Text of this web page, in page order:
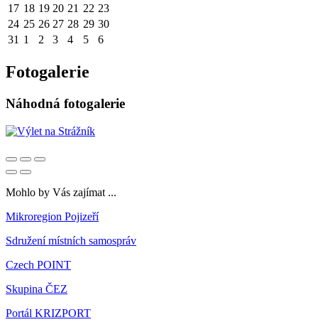
17 18 19 20 21 22 23
24 25 26 27 28 29 30
31 1 2 3 4 5 6
Fotogalerie
Náhodná fotogalerie
Mohlo by Vás zajímat ...
Mikroregion Pojizeří
Sdružení místních samospráv
Czech POINT
Skupina ČEZ
Portál KRIZPORT